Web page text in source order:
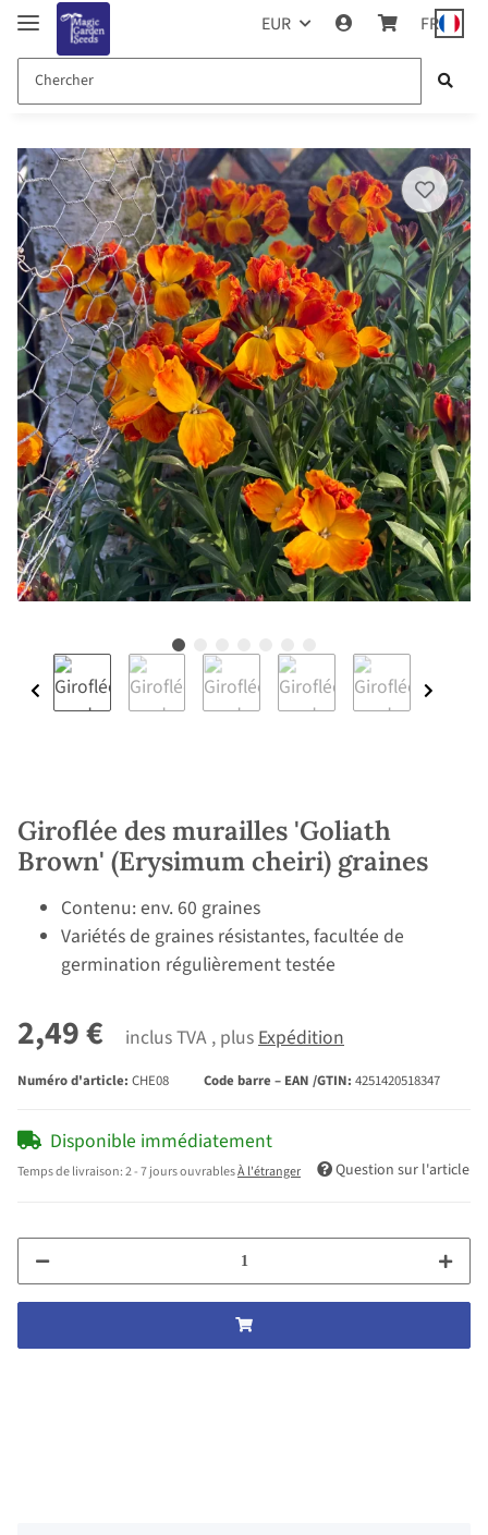
EUR FR
Giroflée des murailles 'Goliath
Brown' (Erysimum cheiri) graines
Contenu: env. 60 graines
Variétés de graines résistantes, facultée de
germination régulièrement testée
2,49 € inclus TVA , plusExpédition
Numéro d'article: CHE08 Code barre – EAN /GTIN: 4251420518347
Disponible immédiatement
Temps de livraison:2 - 7 jours ouvrablesÀ l'étranger Question sur l'article